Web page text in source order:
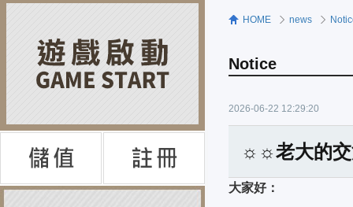
HOME news
Notice
2026-06-22 12:29:20
☼☼老大的
大家好：